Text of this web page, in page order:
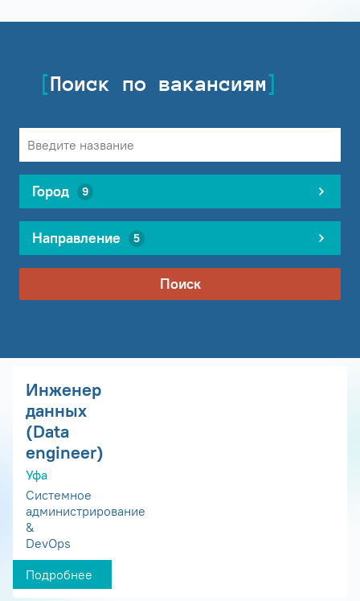
Поиск по вакансиям
Город 9
Направление 5
Поиск
Инженер
данных
(Data
engineer)
Уфа
Системное
администрирование
&
DevOps
Подробнее